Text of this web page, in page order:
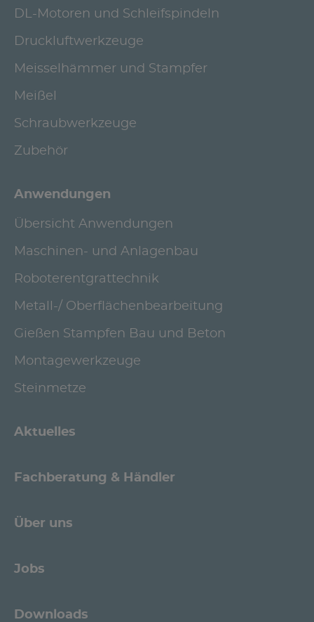
DL-Motoren und Schleifspindeln
Druckluftwerkzeuge
Meisselhämmer und Stampfer
Meißel
Schraubwerkzeuge
Zubehör
Anwendungen
Übersicht Anwendungen
Maschinen- und Anlagenbau
Roboterentgrattechnik
Metall-/ Oberflächenbearbeitung
Gießen Stampfen Bau und Beton
Montagewerkzeuge
Steinmetze
Aktuelles
Fachberatung & Händler
Über uns
Jobs
Downloads